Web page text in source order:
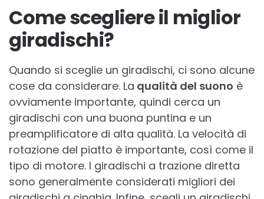
Come scegliere il miglior
giradischi?
Quando si sceglie un giradischi, ci sono alcune
cose da considerare. La qualità del suono è
ovviamente importante, quindi cerca un
giradischi con una buona puntina e un
preamplificatore di alta qualità. La velocità di
rotazione del piatto è importante, così come il
tipo di motore. I giradischi a trazione diretta
sono generalmente considerati migliori dei